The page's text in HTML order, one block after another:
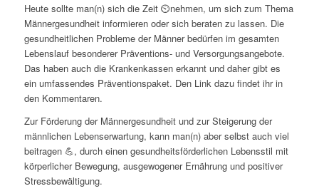
Heute sollte man(n) sich die Zeit ⏲️nehmen, um sich zum Thema
Männergesundheit informieren oder sich beraten zu lassen. Die
gesundheitlichen Probleme der Männer bedürfen im gesamten
Lebenslauf besonderer Präventions- und Versorgungsangebote.
Das haben auch die Krankenkassen erkannt und daher gibt es
ein umfassendes Präventionspaket. Den Link dazu findet ihr in
den Kommentaren.
Zur Förderung der Männergesundheit und zur Steigerung der
männlichen Lebenserwartung, kann man(n) aber selbst auch viel
beitragen 💪, durch einen gesundheitsförderlichen Lebensstil mit
körperlicher Bewegung, ausgewogener Ernährung und positiver
Stressbewältigung.